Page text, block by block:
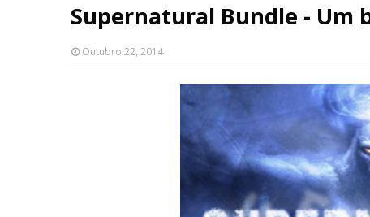
Supernatural Bundle - Um
Outubro 22, 2014